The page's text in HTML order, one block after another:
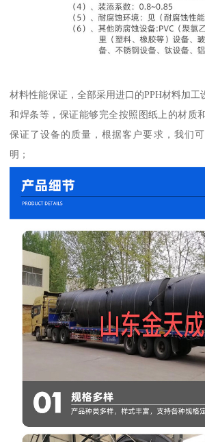
材料性能保证，全部采用进口的PPH材料加工
和焊条等，保证能够完全按照图纸上的材质
保证了设备的质量，根据客户要求，我们
明；